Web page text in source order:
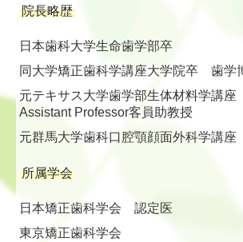
院長略歴
日本歯科大学生命歯学部卒
同大学矯正歯科学講座大学院卒 歯学
元テキサス大学歯学部生体材料学講
Assistant Professor客員助教授
元群馬大学歯科口腔顎顔面外科学講
所属学会
日本矯正歯科学会 認定医
東京矯正歯科学会